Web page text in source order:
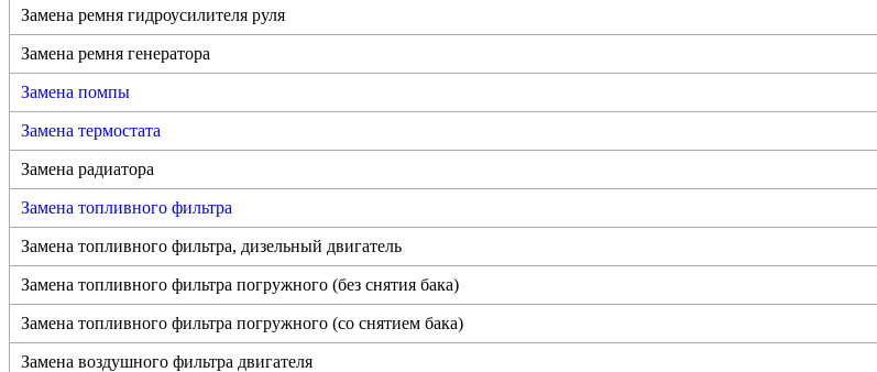
Замена ремня гидроусилителя руля
Замена ремня генератора
Замена помпы
Замена термостата
Замена радиатора
Замена топливного фильтра
Замена топливного фильтра, дизельный двигатель
Замена топливного фильтра погружного (без снятия бака)
Замена топливного фильтра погружного (со снятием бака)
Замена воздушного фильтра двигателя